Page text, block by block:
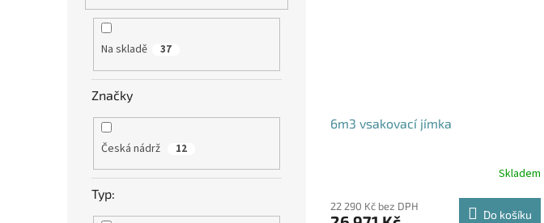
Na skladě 37
Značky
Česká nádrž 12
Typ:
6m3 vsakovací jímka
Skladem
22 290 Kč bez DPH
Do košíku